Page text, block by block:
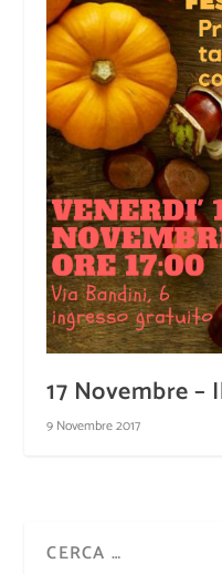
17 Novembre –
9 Novembre 2017